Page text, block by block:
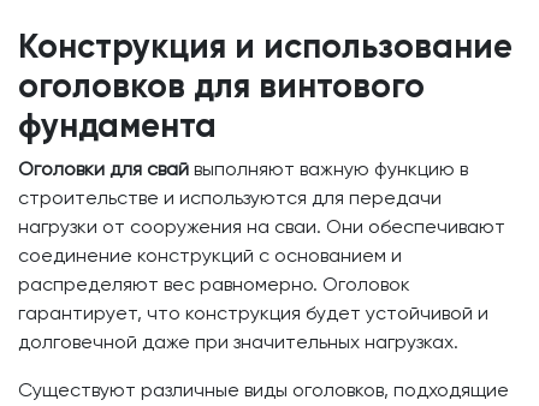
Конструкция и использование
оголовков для винтового
фундамента
Оголовки для свай выполняют важную функцию в
строительстве и используются для передачи
нагрузки от сооружения на сваи. Они обеспечивают
соединение конструкций с основанием и
распределяют вес равномерно. Оголовок
гарантирует, что конструкция будет устойчивой и
долговечной даже при значительных нагрузках.
Существуют различные виды оголовков, подходящие